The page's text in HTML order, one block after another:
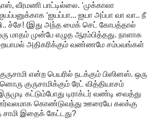
வீரமணி பாட்டில்லை. ‘முக்காலா
‘ஐயப்பா... ஐயா அப்பா வா வா.. நீ
ச்சே! (இது அந்த மைக் செட் கோபத்தால்
மாதம் முன்பே எழுத ஆரம்பித்தது. நாளாக
அதிகரிக்கும் வண்ணமே சம்பவங்கள்
என்ற பெயரில் நடக்கும் பிஸினஸ். ஒரு
குருசாமிக்கும் ரேட் வித்தியாசம்
கட்டும்போது டிராக்டர் வண்டி வைத்து
கொண்டுவந்து ஊரையே கலக்கு
சாமி இதைக் கேட்டது?